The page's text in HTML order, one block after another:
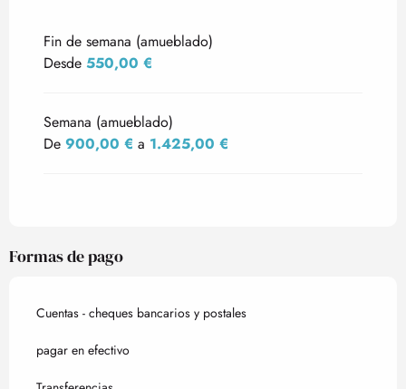
Fin de semana (amueblado)
Desde 550,00 €
Semana (amueblado)
De 900,00 € a 1.425,00 €
Formas de pago
Cuentas - cheques bancarios y postales
pagar en efectivo